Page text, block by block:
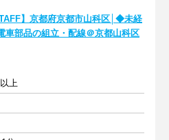
】京都府京都市山科区│◆未経
部品の組立・配線＠京都山科区
上